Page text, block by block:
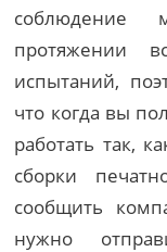
соблюдение
протяжении
испытаний,
что когда вы
работать так,
сборки
сообщить
нужно